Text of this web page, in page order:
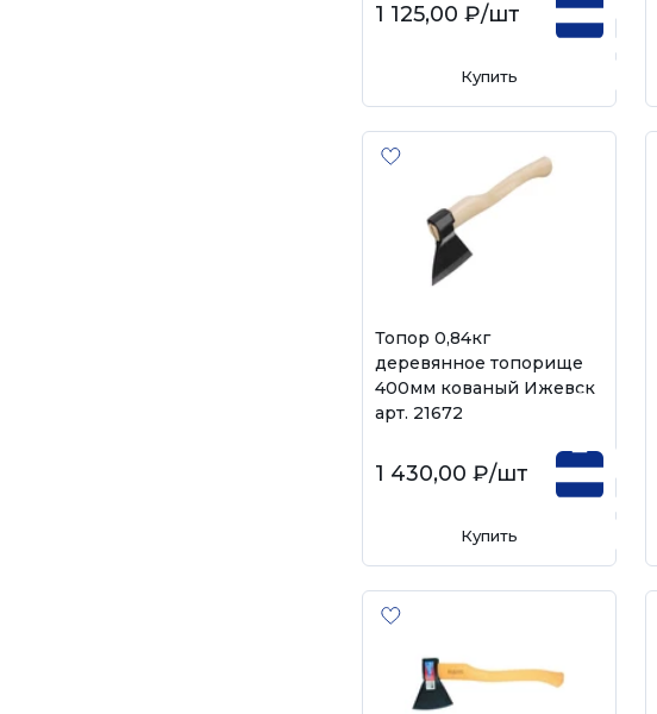
1 125,00 ₽/шт
Купить
Топор 0,84кг
деревянное топорище
400мм кованый Ижевск
арт. 21672
1 430,00 ₽/шт
Купить